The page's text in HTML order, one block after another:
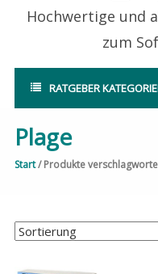
Hochwertige und
zum
RATGEBER
Plage
Start/ Produkte